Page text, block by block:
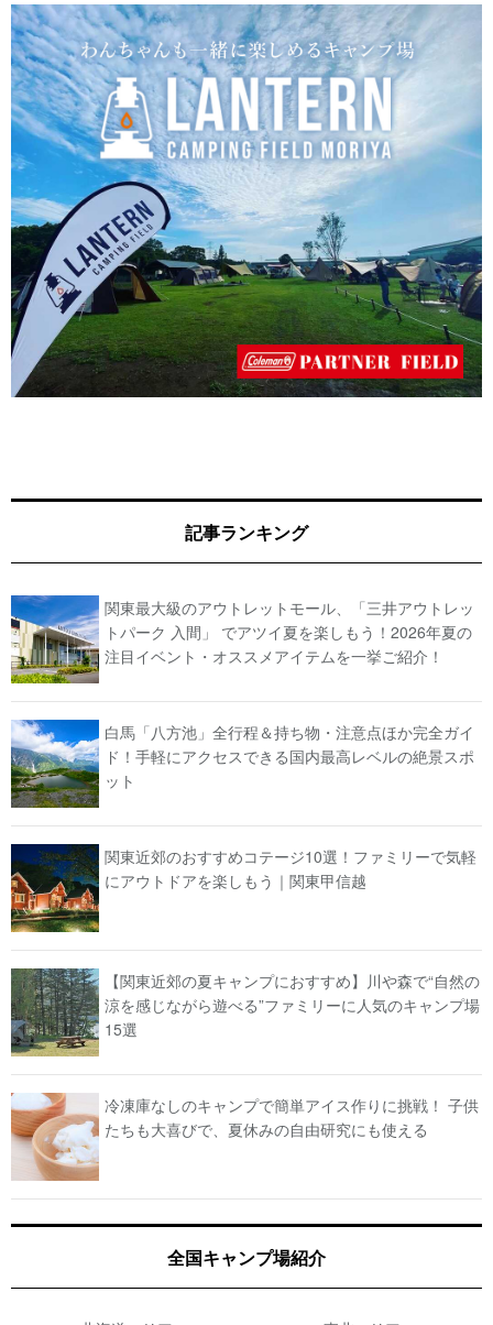
記事ランキング
関東最大級のアウトレットモール、「三井アウトレッ
トパーク 入間」 でアツイ夏を楽しもう！2026年夏の
注目イベント・オススメアイテムを一挙ご紹介！
白馬「八方池」全行程＆持ち物・注意点ほか完全ガイ
ド！手軽にアクセスできる国内最高レベルの絶景スポ
ット
関東近郊のおすすめコテージ10選！ファミリーで気軽
にアウトドアを楽しもう｜関東甲信越
【関東近郊の夏キャンプにおすすめ】川や森で“自然の
涼を感じながら遊べる”ファミリーに人気のキャンプ場
15選
冷凍庫なしのキャンプで簡単アイス作りに挑戦！ 子供
たちも大喜びで、夏休みの自由研究にも使える
全国キャンプ場紹介